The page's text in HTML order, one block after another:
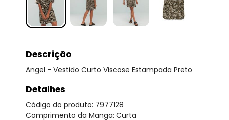
Descrição
Angel - Vestido Curto Viscose Estampada Preto
Detalhes
Código do produto: 7977128
Comprimento da Manga: Curta